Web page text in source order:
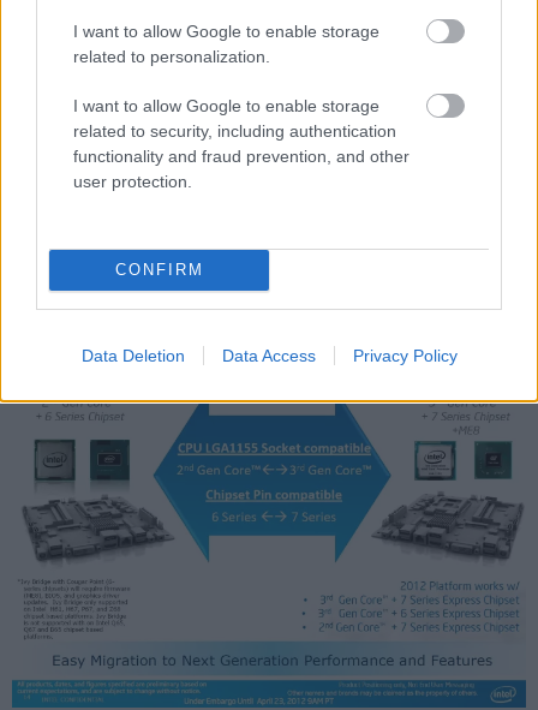
I want to allow Google to enable storage
related to personalization.
I want to allow Google to enable storage
related to security, including authentication
functionality and fraud prevention, and other
user protection.
CONFIRM
Data Deletion Data Access Privacy Policy
beállításokon vajmi keveset változtatnak, azoknak jó hír a
kisebb fogyasztás. Azért ne felejtsük el, hogy a Z77-es
Bridges processzor tuningolása során hátrányt is
jelenthet.